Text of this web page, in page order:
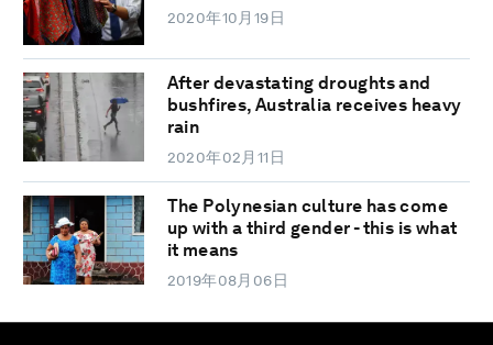
2020年10月19日
After devastating droughts and
bushfires, Australia receives heavy
rain
2020年02月11日
The Polynesian culture has come
up with a third gender - this is what
it means
2019年08月06日